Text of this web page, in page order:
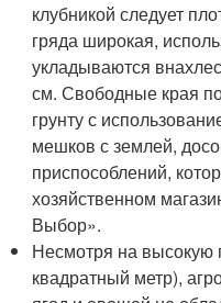
клубникой следует
гряда широкая,
укладываются
см. Свободные края
грунту с
мешков с землей,
приспособлений,
хозяйственном
Выбор».
Несмотря на высокую
квадратный метр),